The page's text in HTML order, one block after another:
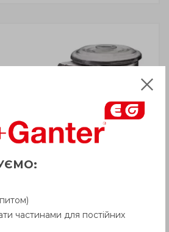
частинами для постійних